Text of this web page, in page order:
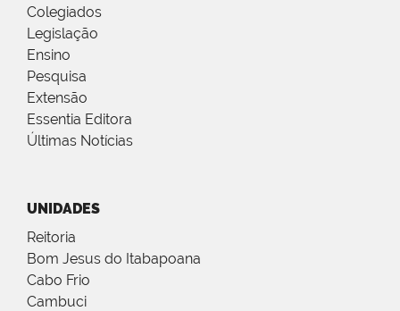
Colegiados
Legislação
Ensino
Pesquisa
Extensão
Essentia Editora
Últimas Notícias
UNIDADES
Reitoria
Bom Jesus do Itabapoana
Cabo Frio
Cambuci